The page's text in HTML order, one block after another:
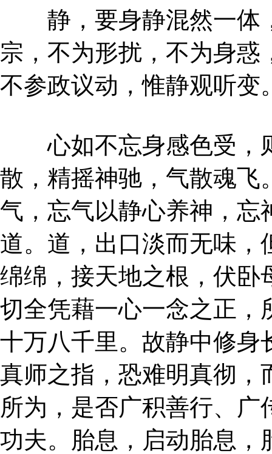
静，要身静混然一体
宗，不为形扰，不为身
不参政议动，惟静观听变
心如不忘身感色受，
散，精摇神驰，气散魂飞
气，忘气以静心养神，忘
道。道，出口淡而无味，
绵绵，接天地之根，伏卧
切全凭藉一心一念之正，
十万八千里。故静中修身
真师之指，恐难明真彻，
所为，是否广积善行、
功夫。胎息，启动胎息，